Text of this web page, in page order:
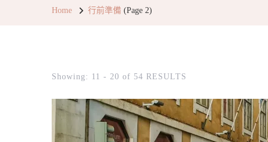
Home 行前準備 (Page 2)
Showing: 11 - 20 of 54 RESULTS